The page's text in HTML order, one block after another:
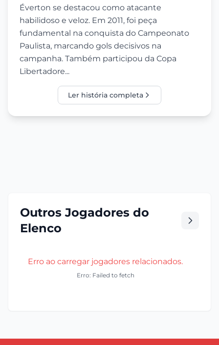
Éverton se destacou como atacante
habilidoso e veloz. Em 2011, foi peça
fundamental na conquista do Campeonato
Paulista, marcando gols decisivos na
campanha. Também participou da Copa
Libertadore...
Ler história completa
Outros Jogadores do
Elenco
Erro ao carregar jogadores relacionados.
Erro: Failed to fetch